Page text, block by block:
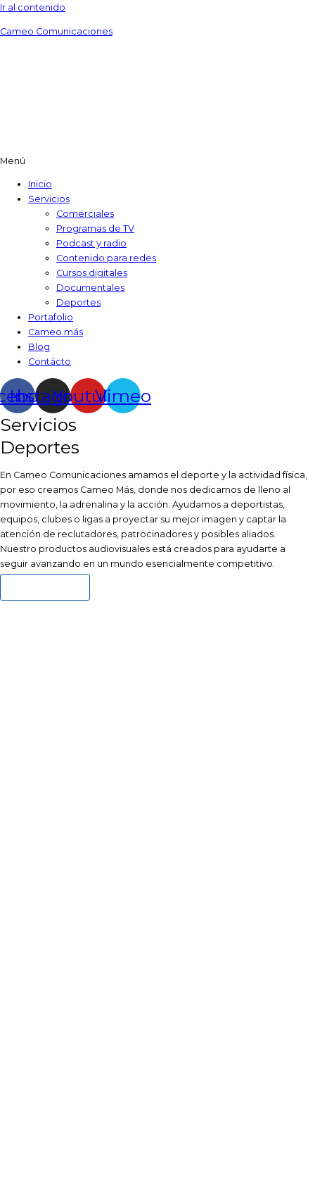
Ir al contenido
Cameo Comunicaciones
Menú
Inicio
Servicios
Comerciales
Programas de TV​
Podcast y radio
Contenido para redes
Cursos digitales​
Documentales
Deportes
Portafolio
Cameo más
Blog
Contácto
Instagram
YoutubeVimeo
Servicios
Deportes
En Cameo Comunicaciones amamos el deporte y la actividad física,
por eso creamos Cameo Más, donde nos dedicamos de lleno al
movimiento, la adrenalina y la acción. Ayudamos a deportistas,
equipos, clubes o ligas a proyectar su mejor imagen y captar la
atención de reclutadores, patrocinadores y posibles aliados.
Nuestro productos audiovisuales está creados para ayudarte a
seguir avanzando en un mundo esencialmente competitivo.